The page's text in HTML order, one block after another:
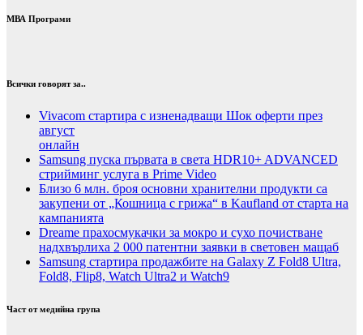
МВА Програми
Всички говорят за..
Vivacom стартира с изненадващи Шок оферти през
август
онлайн
Samsung пуска първата в света HDR10+ ADVANCED
стрийминг услуга в Prime Video
Близо 6 млн. броя основни хранителни продукти са
закупени от „Кошница с грижа“ в Kaufland от старта на
кампанията
Dreame прахосмукачки за мокро и сухо почистване
надхвърлиха 2 000 патентни заявки в световен мащаб
Samsung стартира продажбите на Galaxy Z Fold8 Ultra,
Fold8, Flip8, Watch Ultra2 и Watch9
Част от медийна група